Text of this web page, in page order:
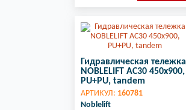
Гидравлическая тележка
NOBLELIFT AC30 450x900,
PU+PU, tandem
АРТИКУЛ: 160781
Noblelift